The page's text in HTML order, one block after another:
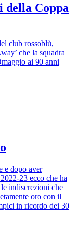
della Coppa
club rossoblù,
che la squadra
ai 90 anni
e dopo aver
23 ecco che ha
indiscrezioni che
oro con il
in ricordo dei 30